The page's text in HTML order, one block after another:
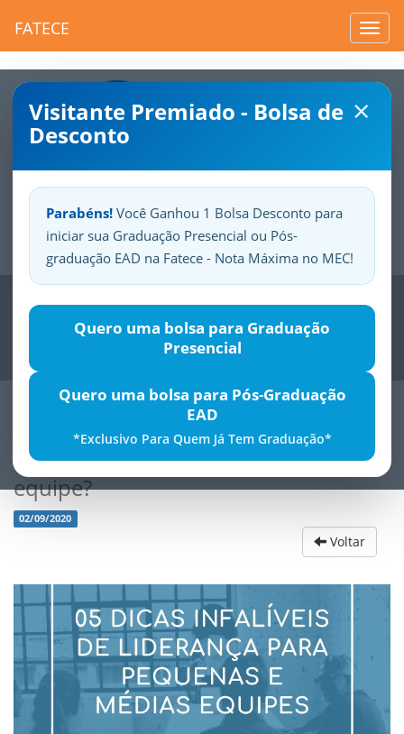
FATECE
×
Visitante Premiado - Bolsa de
Desconto
Parabéns! Você Ganhou 1 Bolsa Desconto para
iniciar sua Graduação Presencial ou Pós-
graduação EAD na Fatece - Nota Máxima no MEC!
Quero uma bolsa para Graduação
Presencial
Quero uma bolsa para Pós-Graduação
EAD
*Exclusivo Para Quem Já Tem Graduação*
SuaFatece.Seuorgulho.
Previous
Quer saber mais sobre lideranÃ§a de
equipe?
02/09/2020
Voltar